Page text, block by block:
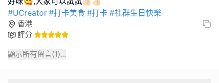
#UCreator #打卡美食 #打卡 #社群生日快樂
香港
評分
顯示所有留言(1)...